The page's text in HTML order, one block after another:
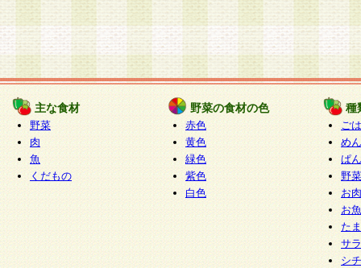
主な食材
野菜
肉
魚
くだもの
野菜の食材の色
赤色
黄色
緑色
紫色
白色
種
ご
めん
ぱん
野
お
お
た
サ
シ